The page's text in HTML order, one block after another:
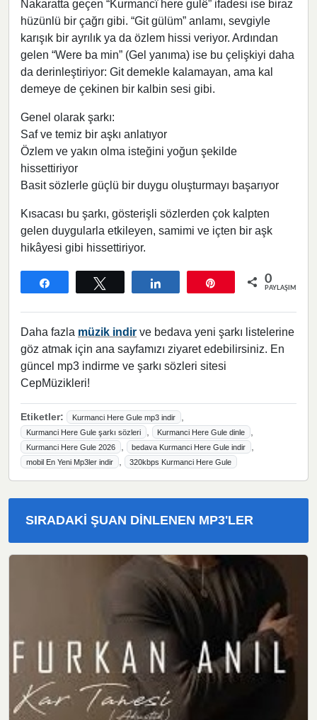
Nakaratta geçen “Kurmancî here gulê” ifadesi ise biraz
hüzünlü bir çağrı gibi. “Git gülüm” anlamı, sevgiyle
karışık bir ayrılık ya da özlem hissi veriyor. Ardından
gelen “Were ba min” (Gel yanıma) ise bu çelişkiyi daha
da derinleştiriyor: Git demekle kalamayan, ama kal
demeye de çekinen bir kalbin sesi gibi.
Genel olarak şarkı:
Saf ve temiz bir aşkı anlatıyor
Özlem ve yakın olma isteğini yoğun şekilde
hissettiriyor
Basit sözlerle güçlü bir duygu oluşturmayı başarıyor
Kısacası bu şarkı, gösterişli sözlerden çok kalpten
gelen duygularla etkileyen, samimi ve içten bir aşk
hikâyesi gibi hissettiriyor.
0
PAYLAŞIMLAR
Daha fazla müzik indir ve bedava yeni şarkı listelerine
göz atmak için ana sayfamızı ziyaret edebilirsiniz. En
güncel mp3 indirme ve şarkı sözleri sitesi
CepMüzikleri!
Etiketler: Kurmanci Here Gule mp3 indir
Kurmanci Here Gule şarkı sözleri Kurmanci Here Gule dinle
Kurmanci Here Gule 2026 bedava Kurmanci Here Gule indir
mobil En Yeni Mp3ler indir 320kbps Kurmanci Here Gule
SIRADAKI ŞUAN DINLENEN MP3'LER